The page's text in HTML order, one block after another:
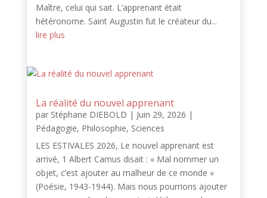
Maître, celui qui sait. L’apprenant était
hétéronome. Saint Augustin fut le créateur du...
lire plus
La réalité du nouvel apprenant
par Stéphane DIEBOLD | Juin 29, 2026 |
Pédagogie, Philosophie, Sciences
LES ESTIVALES 2026, Le nouvel apprenant est
arrivé, 1 Albert Camus disait : « Mal nommer un
objet, c’est ajouter au malheur de ce monde »
(Poésie, 1943-1944). Mais nous pourrions ajouter